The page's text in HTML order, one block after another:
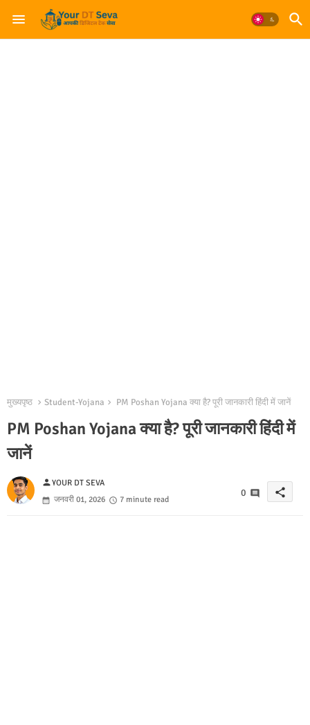
मुख्यपृष्ठ Student-Yojana PM Poshan Yojana क्या है? पूरी जानकारी हिंदी में जानें
PM Poshan Yojana क्या है? पूरी जानकारी हिंदी में
जानें
personYOUR DT SEVA
जनवरी 01, 2026
7 minute read
0 share